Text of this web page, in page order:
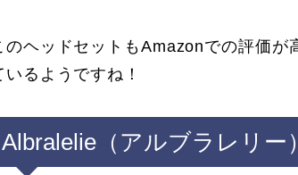
のヘッドセットもAmazonでの評価が
いるようですね！
Albralelie（アルブラレリー）